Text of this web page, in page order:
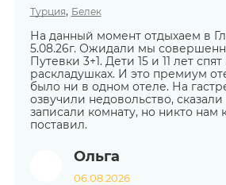
Турция, Белек
На данный момент отдыхаем в
5.08.26г. Ожидали мы
Путевки 3+1. Дети 15 и 11 лет спят
раскладушках. И это премиум
было ни в одном отеле. На
озвучили недовольство, сказали
записали комнату, но никто нам
поставил.
Ольга
06.08.2026